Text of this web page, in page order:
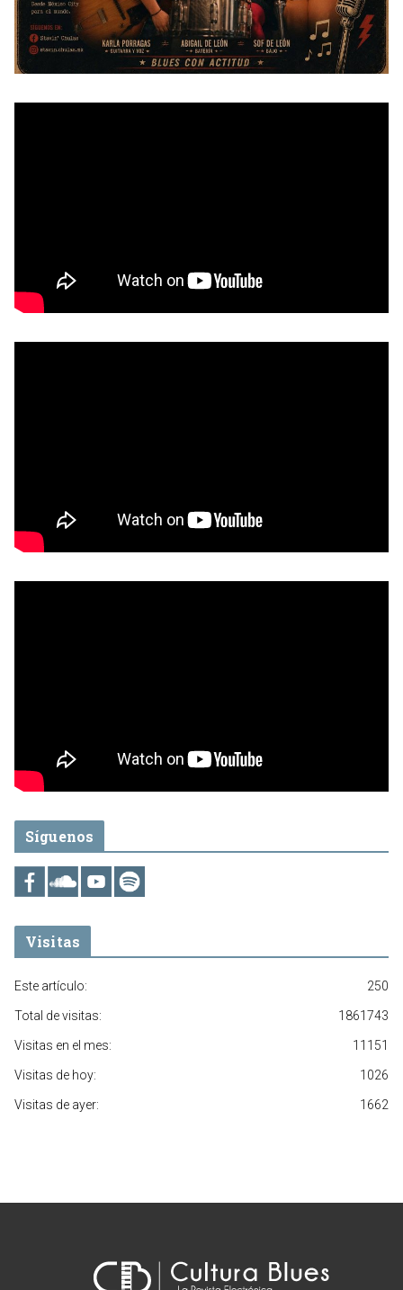
Síguenos
Visitas
250
Este artículo:
1861743
Total de visitas:
11151
Visitas en el mes:
1026
Visitas de hoy:
1662
Visitas de ayer: